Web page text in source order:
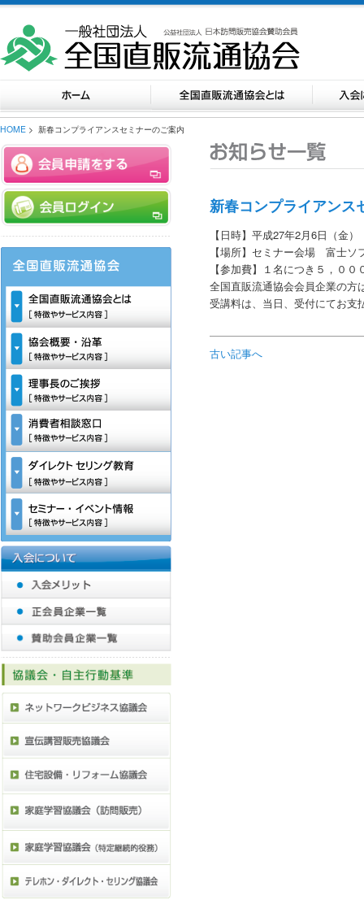
HOME > 新春コンプライアンスセミナーのご案内
新春コンプライアン
【日時】平成27年2月6日（金）
【場所】セミナー会場 富士
【参加費】１名につき５，００
全国直販流通協会会員企業の方
受講料は、当日、受付にてお支
古い記事へ